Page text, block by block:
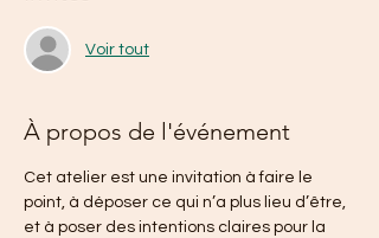
Voir tout
À propos de l'événement
Cet atelier est une invitation à faire le
point, à déposer ce qui n’a plus lieu d’être,
et à poser des intentions claires pour la